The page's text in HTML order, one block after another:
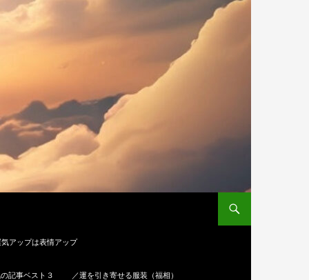
アップは表情アップ
記事ベスト３ ／運を引き寄せる服装（福相）